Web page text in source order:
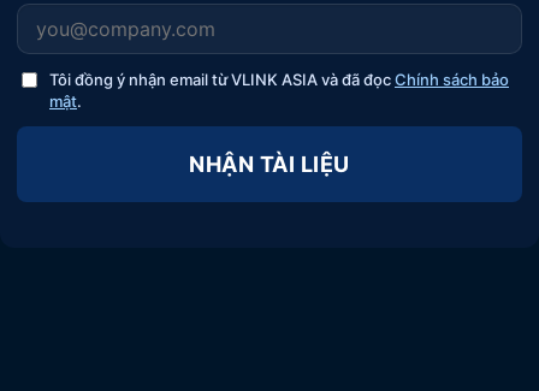
Tôi đồng ý nhận email từ VLINK ASIA và đã đọcChính sách bảo
mật.
NHẬN TÀI LIỆU